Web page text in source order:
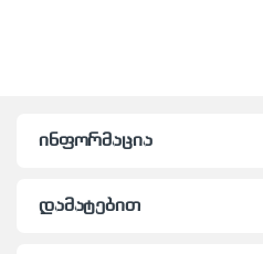
ინფორმაცია
დამატებით